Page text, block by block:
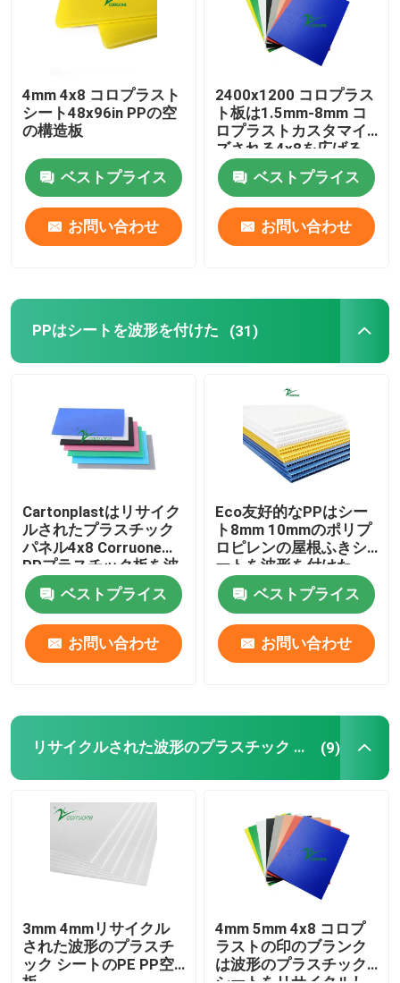
4mm 4x8 コロプラスト
シート48x96in PPの空
の構造板
ベストプライス
お問い合わせ
2400x1200 コロプラス
ト板は1.5mm-8mm コ
ロプラストカスタマイ
ズされる4x8を広げる
ベストプライス
お問い合わせ
PPはシートを波形を付けた (31)
Cartonplastはリサイク
ルされたプラスチック
パネル4x8 Corruone
PPプラスチック板を波
形を付けた
ベストプライス
お問い合わせ
Eco友好的なPPはシー
ト8mm 10mmのポリプ
ロピレンの屋根ふきシ
ートを波形を付けた
ベストプライス
お問い合わせ
リサイクルされた波形のプラスチック シート (9)
3mm 4mmリサイクル
された波形のプラスチ
ック シートのPE PP空
4mm 5mm 4x8 コロプ
ラストの印のブランク
は波形のプラスチック